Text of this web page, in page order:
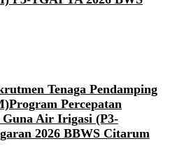
Tenaga Pendamping
Percepatan
Guna Air Irigasi (P3-
2026 BBWS Citarum